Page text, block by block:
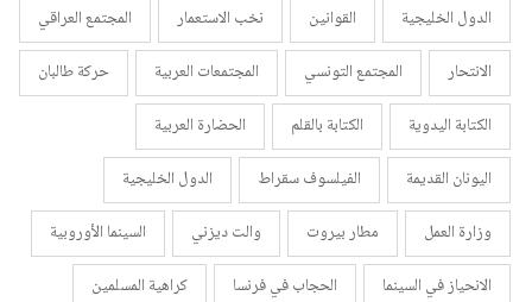
الدول الخليجية القوانين نخب الاستعمار
المجتمع العراقي
الانتحار
المجتمع التونسي المجتمعات العربية
حركة طالبان
الكتابة اليدوية
الكتابة بالقلم
الحضارة العربية
اليونان القديمة
الفيلسوف سقراط
الدول الخليجية
وزارة العمل
مطار بيروت والت ديزني
السينما الأوروبية
الانحياز في السينما
الحجاب في فرنسا
كراهية المسلمين